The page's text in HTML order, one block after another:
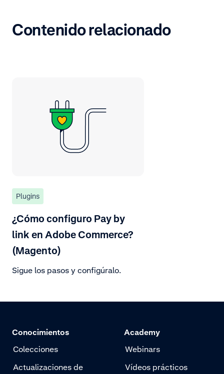
Contenido relacionado
Plugins
¿Cómo configuro Pay by
link en Adobe Commerce?
(Magento)
Sigue los pasos y configúralo.
Conocimientos
Colecciones
Actualizaciones de
Academy
Webinars
Vídeos prácticos